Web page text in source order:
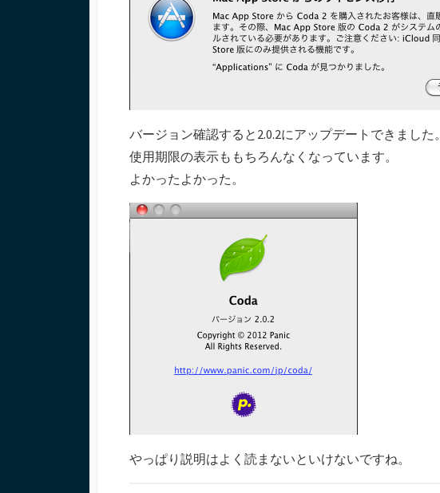
バージョン確認すると2.0.2にアップデートできました。
使用期限の表示ももちろんなくなっています。
よかったよかった。
やっぱり説明はよく読まないといけないですね。